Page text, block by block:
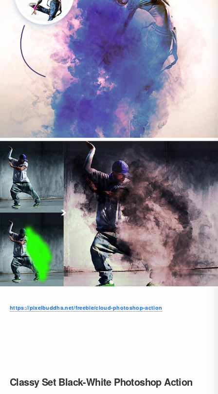
https://pixelbuddha.net/freebie/cloud-photoshop-action
Classy Set Black-White Photoshop Action